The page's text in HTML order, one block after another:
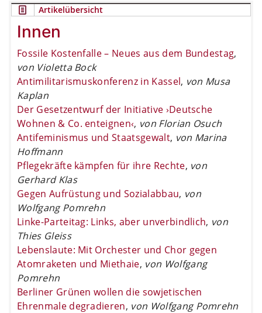
Artikelübersicht
Innen
Fossile Kostenfalle – Neues aus dem Bundestag,
von Violetta Bock
Antimilitarismuskonferenz in Kassel, von Musa
Kaplan
Der Gesetzentwurf der Initiative ›Deutsche
Wohnen & Co. enteignen‹, von Florian Osuch
Antifeminismus und Staatsgewalt, von Marina
Hoffmann
Pflegekräfte kämpfen für ihre Rechte, von
Gerhard Klas
Gegen Aufrüstung und Sozialabbau, von
Wolfgang Pomrehn
Linke-Parteitag: Links, aber unverbindlich, von
Thies Gleiss
Lebenslaute: Mit Orchester und Chor gegen
Atomraketen und Miethaie, von Wolfgang
Pomrehn
Berliner Grünen wollen die sowjetischen
Ehrenmale degradieren, von Wolfgang Pomrehn